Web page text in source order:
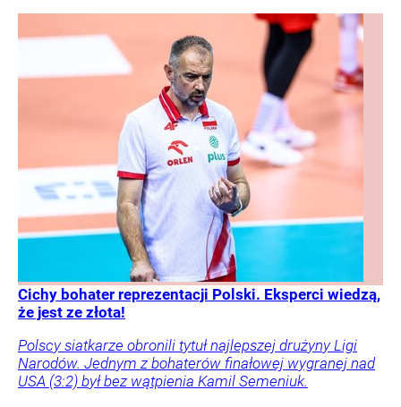
Cichy bohater reprezentacji Polski. Eksperci wiedzą,
że jest ze złota!
Polscy siatkarze obronili tytuł najlepszej drużyny Ligi
Narodów. Jednym z bohaterów finałowej wygranej nad
USA (3:2) był bez wątpienia Kamil Semeniuk.